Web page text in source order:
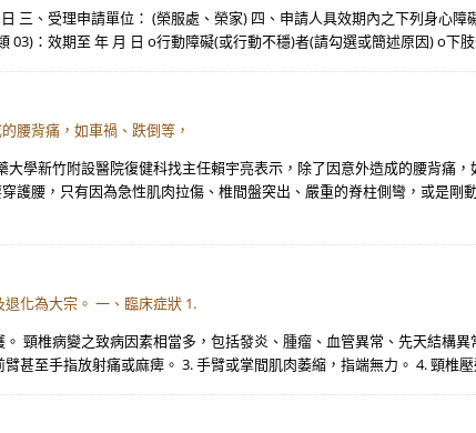
三、受理申請單位： (榮服處、榮家) 四、申請人具效期內之下列身心
03)：效期至 年 月 日 o行動障礙(或行動不穩)者(請勾選或簡述原因) o下
腰背痛，如車禍、跌倒等，
大學新竹附設醫院復健科找主任賴宇亮表示，除了因意外造成的腰背痛
護腰，只有因為急性肌肉拉傷、椎間盤突出、嚴重的脊柱側彎，或是
化為大宗。 一、臨床症狀 1.
頸椎病變之致病因素相當多，包括發炎、腫瘤、血管異常、先天結構
甚至手指放射痛或麻痺。 3. 手臂或掌間肌肉萎縮，指端無力。 4. 頸椎